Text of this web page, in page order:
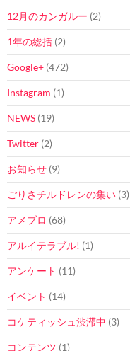
12月のカンガルー (2)
1年の総括 (2)
Google+ (472)
Instagram (1)
NEWS (19)
Twitter (2)
お知らせ (9)
ごりさチルドレンの集い (3)
アメブロ (68)
アルイテラブル! (1)
アンケート (11)
イベント (14)
コケティッシュ渋滞中 (3)
コンテンツ (1)